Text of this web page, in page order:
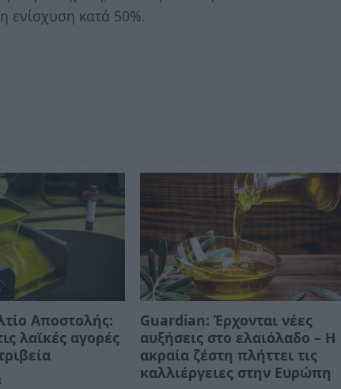
κατά 50%.
Αποστολής:
λαϊκές αγορές
Guardian: Έρχονται νέες
αυξήσεις στο ελαιόλαδο – Η
ακραία ζέστη πλήττει τις
καλλιέργειες στην Ευρώπη